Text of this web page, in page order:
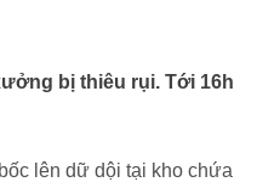
bị thiêu rụi. Tới 16h
lên dữ dội tại kho chứa